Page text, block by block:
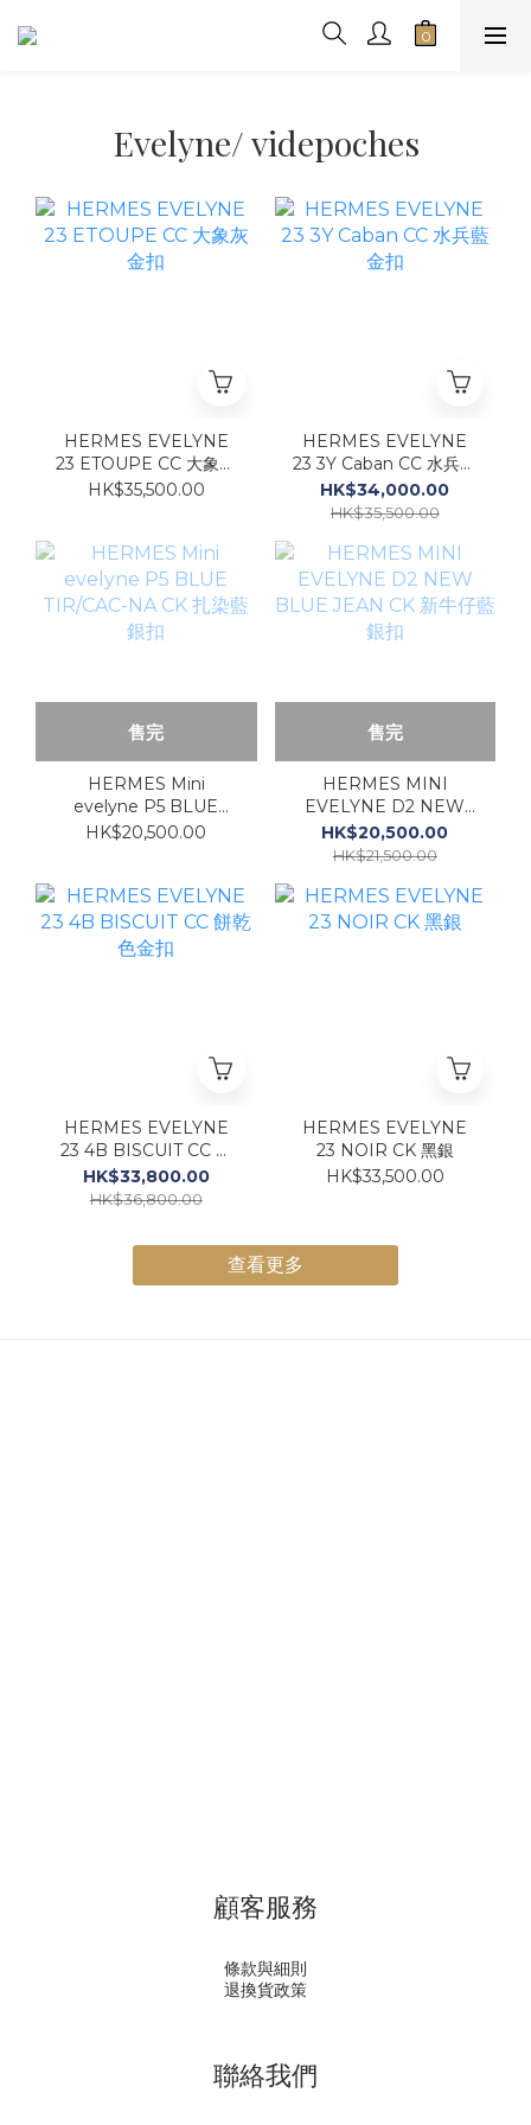
Evelyne/ videpoches
HERMES EVELYNE
23 ETOUPE CC 大象灰
金扣
HK$35,500.00
HERMES EVELYNE
23 3Y Caban CC 水兵藍
金扣
HK$34,000.00
HK$35,500.00
售完
HERMES Mini
evelyne P5 BLUE
TIR/CAC-NA CK 扎染藍
HK$20,500.00
售完
HERMES MINI
EVELYNE D2 NEW
BLUE JEAN CK 新牛仔
藍銀扣
HK$20,500.00
HK$21,500.00
HERMES EVELYNE
23 4B BISCUIT CC 餅
乾色金扣
HK$33,800.00
HK$36,800.00
HERMES EVELYNE
23 NOIR CK 黑銀
HK$33,500.00
查看更多
顧客服務
條款與細則
退換貨政策
聯絡我們